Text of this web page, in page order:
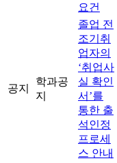
요건
공지
학과공
지
졸업 전
조기취
업자의
‘취업사
실 확인
서’를
통한 출
석인정
프로세
스 안내